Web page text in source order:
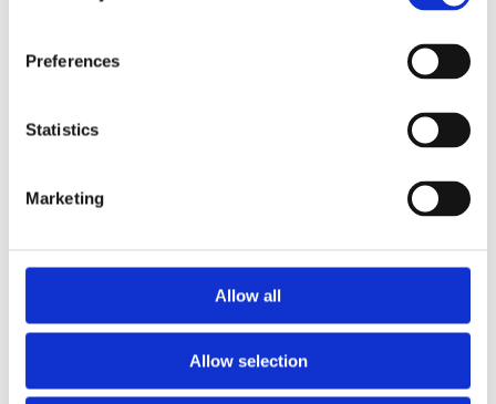
Preferences
Statistics
Marketing
Allow all
Allow selection